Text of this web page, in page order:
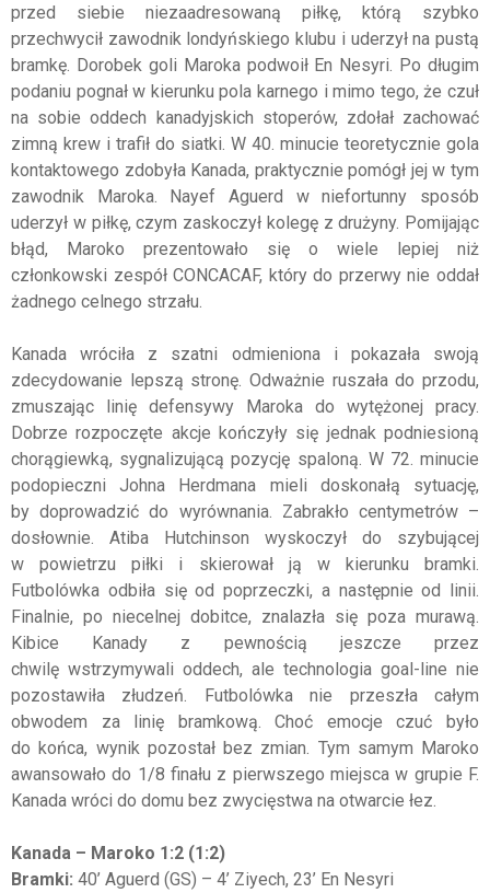
przed siebie niezaadresowaną piłkę, którą szybko
przechwycił zawodnik londyńskiego klubu i uderzył na pustą
bramkę. Dorobek goli Maroka podwoił En Nesyri. Po długim
podaniu pognał w kierunku pola karnego i mimo tego, że czuł
na sobie oddech kanadyjskich stoperów, zdołał zachować
zimną krew i trafił do siatki. W 40. minucie teoretycznie gola
kontaktowego zdobyła Kanada, praktycznie pomógł jej w tym
zawodnik Maroka. Nayef Aguerd w niefortunny sposób
uderzył w piłkę, czym zaskoczył kolegę z drużyny. Pomijając
błąd, Maroko prezentowało się o wiele lepiej niż
członkowski zespół CONCACAF, który do przerwy nie oddał
żadnego celnego strzału.
Kanada wróciła z szatni odmieniona i pokazała swoją
zdecydowanie lepszą stronę. Odważnie ruszała do przodu,
zmuszając linię defensywy Maroka do wytężonej pracy.
Dobrze rozpoczęte akcje kończyły się jednak podniesioną
chorągiewką, sygnalizującą pozycję spaloną. W 72. minucie
podopieczni Johna Herdmana mieli doskonałą sytuację,
by doprowadzić do wyrównania. Zabrakło centymetrów –
dosłownie. Atiba Hutchinson wyskoczył do szybującej
w powietrzu piłki i skierował ją w kierunku bramki.
Futbolówka odbiła się od poprzeczki, a następnie od linii.
Finalnie, po niecelnej dobitce, znalazła się poza murawą.
Kibice Kanady z pewnością jeszcze przez
chwilę wstrzymywali oddech, ale technologia goal-line nie
pozostawiła złudzeń. Futbolówka nie przeszła całym
obwodem za linię bramkową. Choć emocje czuć było
do końca, wynik pozostał bez zmian. Tym samym Maroko
awansowało do 1/8 finału z pierwszego miejsca w grupie F.
Kanada wróci do domu bez zwycięstwa na otwarcie łez.
Kanada – Maroko 1:2 (1:2)
Bramki: 40’ Aguerd (GS) – 4’ Ziyech, 23’ En Nesyri